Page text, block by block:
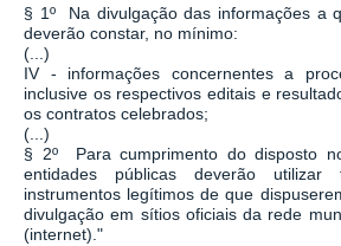
§ 1º Na divulgação das informações a
deverão constar, no mínimo:
(...)
IV - informações concernentes a
inclusive os respectivos editais e
os contratos celebrados;
(...)
§ 2º Para cumprimento do disposto
entidades públicas deverão
instrumentos legítimos de que
divulgação em sítios oficiais da rede
(internet)."